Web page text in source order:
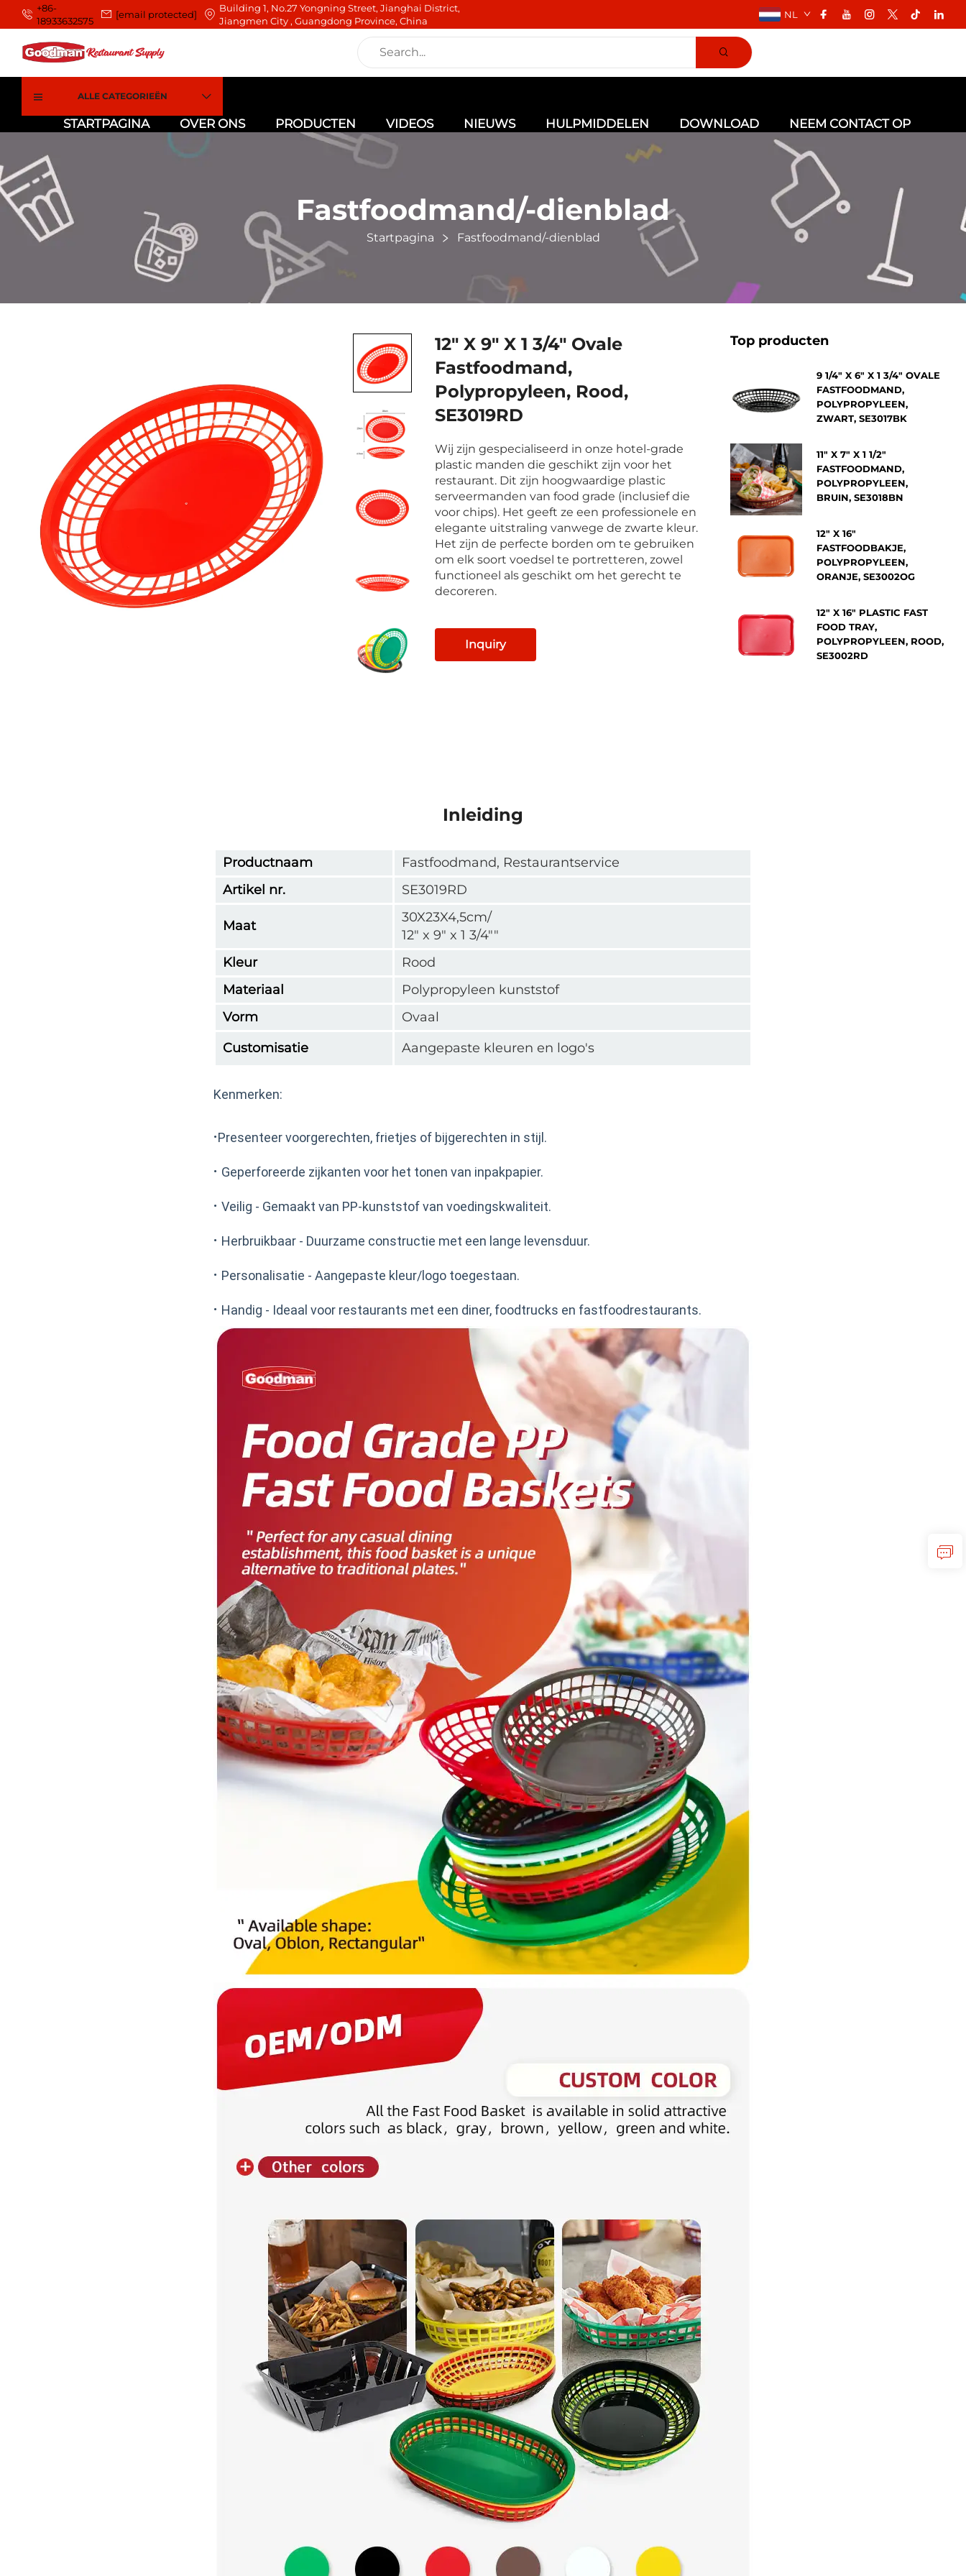
+86-
18933632575
[email protected]
Building 1, No.27 Yongning Street, Jianghai District,
Jiangmen City , Guangdong Province, China
NL
ALLE CATEGORIEËN
STARTPAGINA OVER ONS PRODUCTEN VIDEOS NIEUWS HULPMIDDELEN DOWNLOAD NEEM CONTACT OP
Fastfoodmand/-dienblad
Startpagina Fastfoodmand/-dienblad
12" X 9" X 1 3/4" Ovale
Fastfoodmand,
Polypropyleen, Rood,
SE3019RD
Wij zijn gespecialiseerd in onze hotel-grade
plastic manden die geschikt zijn voor het
restaurant. Dit zijn hoogwaardige plastic
serveermanden van food grade (inclusief die
voor chips). Het geeft ze een professionele en
elegante uitstraling vanwege de zwarte kleur.
Het zijn de perfecte borden om te gebruiken
om elk soort voedsel te portretteren, zowel
functioneel als geschikt om het gerecht te
decoreren.
Inquiry
Top producten
9 1/4" X 6" X 1 3/4" OVALE
FASTFOODMAND,
POLYPROPYLEEN,
ZWART, SE3017BK
11" X 7" X 1 1/2"
FASTFOODMAND,
POLYPROPYLEEN,
BRUIN, SE3018BN
12" X 16"
FASTFOODBAKJE,
POLYPROPYLEEN,
ORANJE, SE3002OG
12" X 16" PLASTIC FAST
FOOD TRAY,
POLYPROPYLEEN, ROOD,
SE3002RD
Inleiding
Productnaam
Fastfoodmand, Restaurantservice
Artikel nr.
SE3019RD
Maat
30X23X4,5cm/
12" x 9" x 1 3/4""
Kleur
Rood
Materiaal
Polypropyleen kunststof
Vorm
Ovaal
Customisatie
Aangepaste kleuren en logo's
Kenmerken:
·Presenteer voorgerechten, frietjes of bijgerechten in stijl.
· Geperforeerde zijkanten voor het tonen van inpakpapier.
· Veilig - Gemaakt van PP-kunststof van voedingskwaliteit.
· Herbruikbaar - Duurzame constructie met een lange levensduur.
· Personalisatie - Aangepaste kleur/logo toegestaan.
· Handig - Ideaal voor restaurants met een diner, foodtrucks en fastfoodrestaurants.